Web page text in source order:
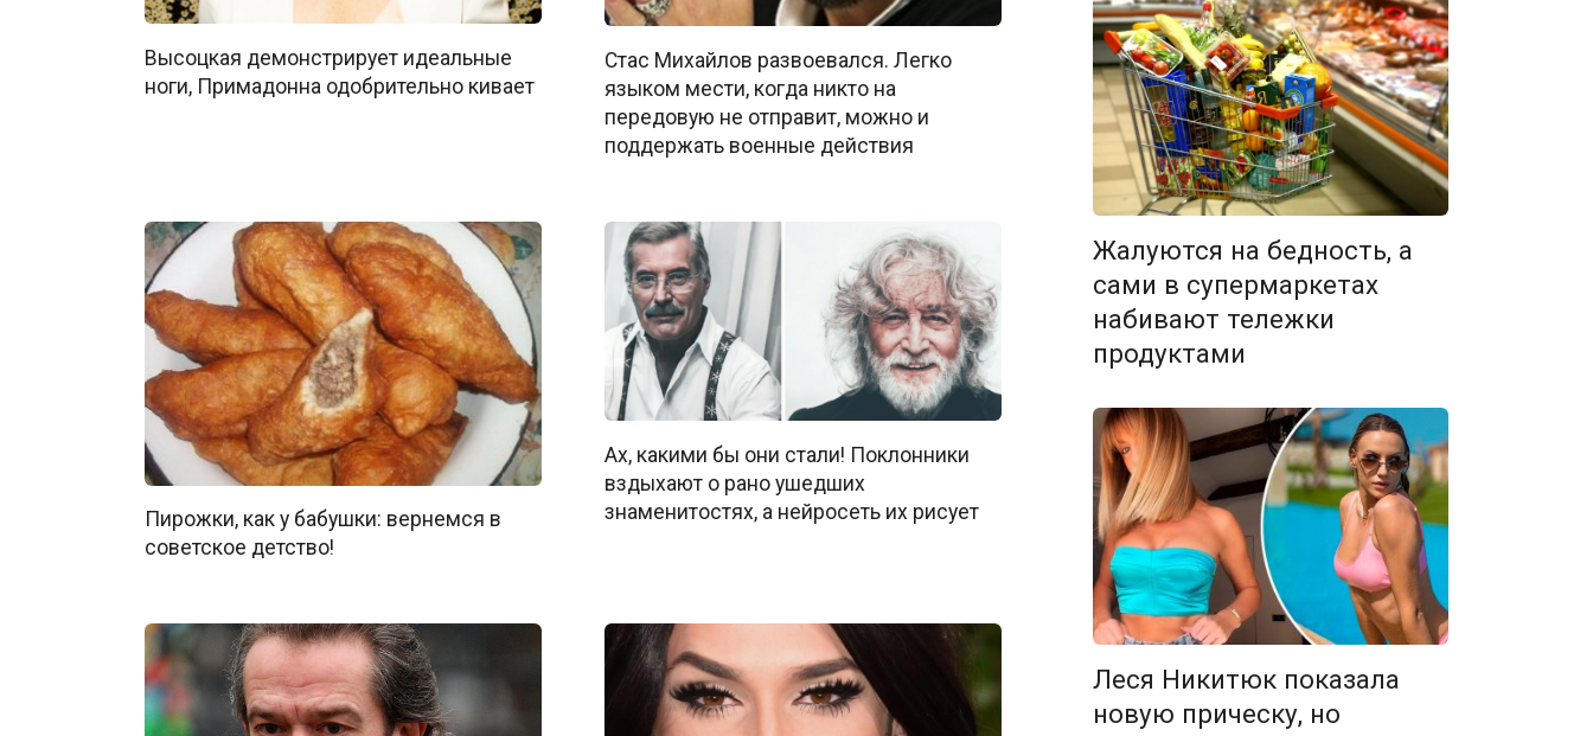
Высоцкая демонстрирует идеальные
ноги, Примадонна одобрительно кивает
Стас Михайлов развоевался. Легко
языком мести, когда никто на
передовую не отправит, можно и
поддержать военные действия
Пирожки, как у бабушки: вернемся в
советское детство!
Ах, какими бы они стали! Поклонники
вздыхают о рано ушедших
знаменитостях, а нейросеть их рисует
Жалуются на бедность, а
сами в супермаркетах
набивают тележки
продуктами
Леся Никитюк показала
новую прическу, но